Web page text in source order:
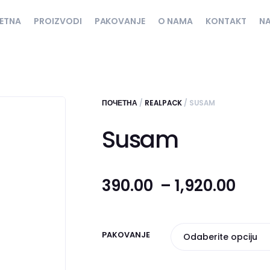
PROIZVODI PAKOVANJE O NAMA KONTAKT
ПОЧЕТНА/ REALPACK / SUSAM
Susam
390.00 – 1,920.00
PAKOVANJE Odaberite opciju